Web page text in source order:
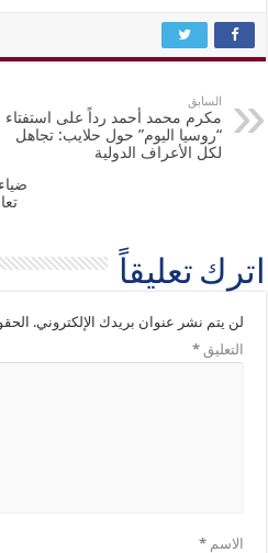
السابق
مكرم محمد أحمد رداً على استفتاء
“روسيا اليوم” حول حلايب: تجاهل
لكل الأعراف الدولية
اترك تعليقاً
لن يتم نشر عنوان بريدك الإلكتروني.
التعليق*
الاسم*